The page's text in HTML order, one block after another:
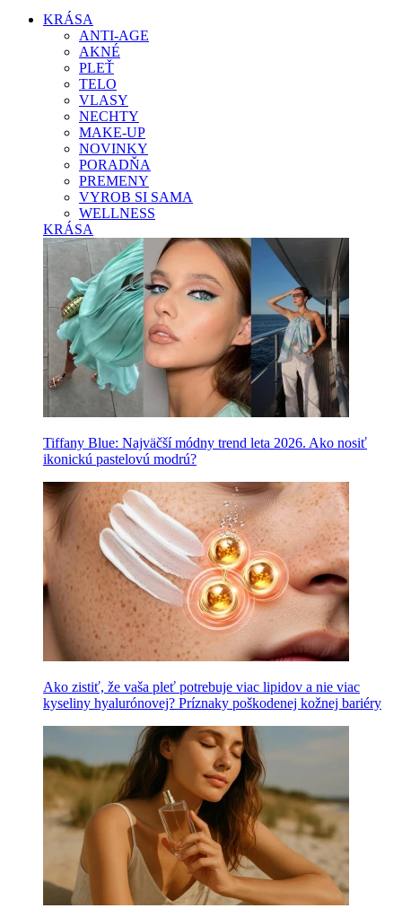
KRÁSA
ANTI-AGE
AKNÉ
PLEŤ
TELO
VLASY
NECHTY
MAKE-UP
NOVINKY
PORADŇA
PREMENY
VYROB SI SAMA
WELLNESS
KRÁSA
Tiffany Blue: Najväčší módny trend leta 2026. Ako nosiť
ikonickú pastelovú modrú?
Ako zistiť, že vaša pleť potrebuje viac lipidov a nie viac
kyseliny hyalurónovej? Príznaky poškodenej kožnej bariéry